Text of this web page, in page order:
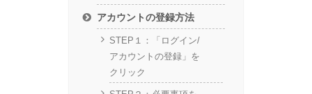
アカウントの登録方法
STEP１：「ログイン/
アカウントの登録」を
クリック